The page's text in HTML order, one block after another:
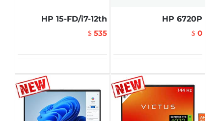
HP 6720P
$ 0
HP 15-FD/i7-12th
$ 535